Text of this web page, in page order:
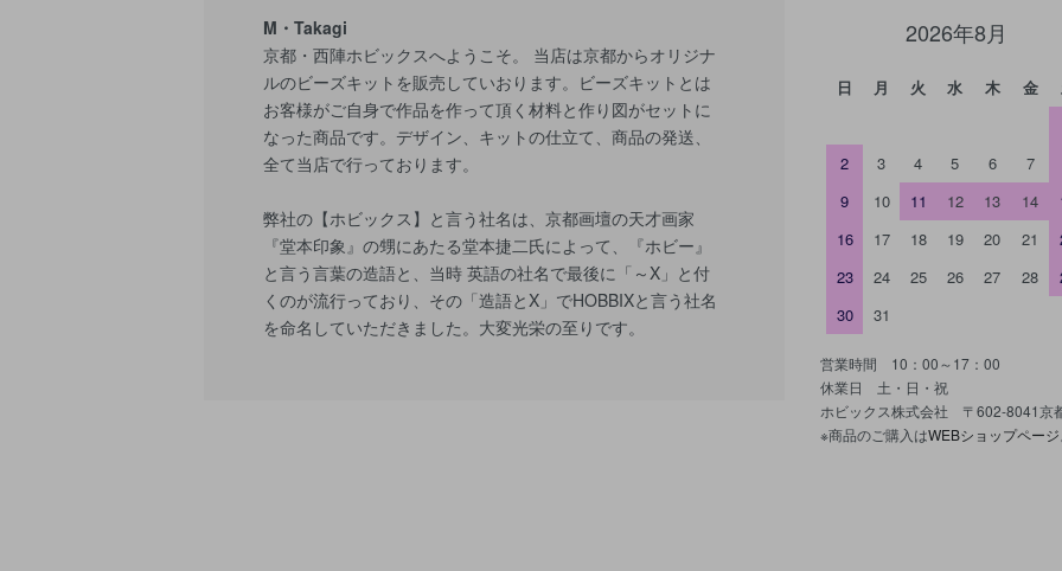
M・Takagi
京都・西陣ホビックスへようこそ。 当店は京都からオリジナ
ルのビーズキットを販売していおります。ビーズキットとは
お客様がご自身で作品を作って頂く材料と作り図がセットに
なった商品です。デザイン、キットの仕立て、商品の発送、
全て当店で行っております。
弊社の【ホビックス】と言う社名は、京都画壇の天才画家
『堂本印象』の甥にあたる堂本捷二氏によって、『ホビー』
と言う言葉の造語と、当時 英語の社名で最後に「～X」と付
くのが流行っており、その「造語とX」でHOBBIXと言う社名
を命名していただきました。大変光栄の至りです。
2026年8月
日 月 火 水 木 金
2
3 4 5 6 7
9
10 11 12 13 14
16
17 18 19 20 21
23
24 25 26 27 28
30
31
営業時間 10：00～17：00
休業日 土・日・祝
ホビックス株式会社 〒602-8041京
※商品のご購入はWEBショップページ